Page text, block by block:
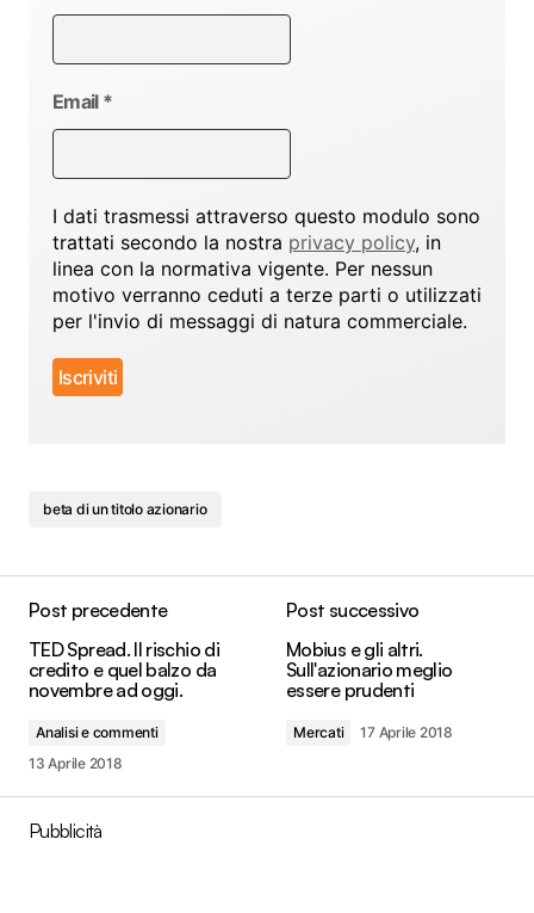
Email *
I dati trasmessi attraverso questo modulo sono
trattati secondo la nostra privacy policy, in
linea con la normativa vigente. Per nessun
motivo verranno ceduti a terze parti o utilizzati
per l'invio di messaggi di natura commerciale.
beta di un titolo azionario
Post precedente
TED Spread. Il rischio di
credito e quel balzo da
novembre ad oggi.
Analisi e commenti
13 Aprile 2018
Post successivo
Mobius e gli altri.
Sull'azionario meglio
essere prudenti
Mercati 17 Aprile 2018
Pubblicità